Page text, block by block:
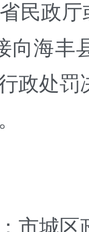
民政
向海丰
政处罚
城区